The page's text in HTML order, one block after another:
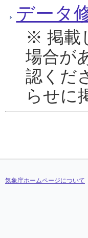
データ
※ 掲載
場合が
認くだ
らせに
気象庁ホームページについて